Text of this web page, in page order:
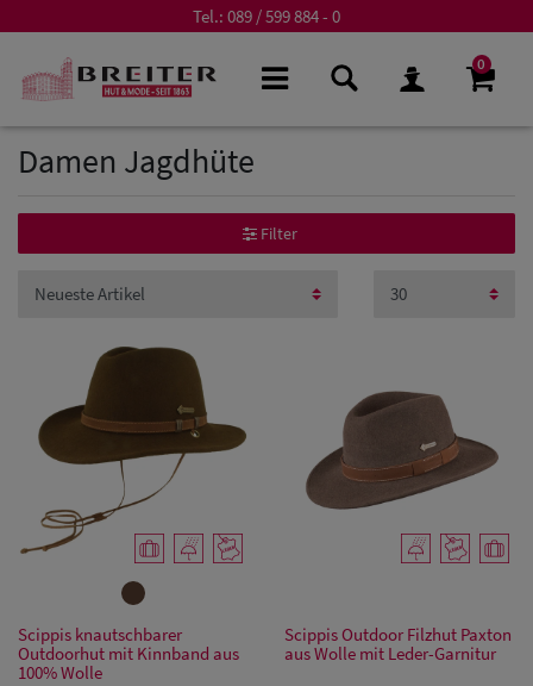
Tel.: 089 / 599 884 - 0
0
Damen Jagdhüte
Filter
Scippis knautschbarer
Outdoorhut mit Kinnband aus
100% Wolle
Scippis Outdoor Filzhut Paxton
aus Wolle mit Leder-Garnitur